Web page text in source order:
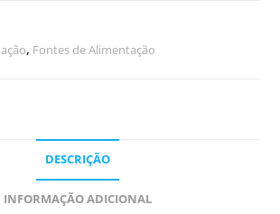
, Fontes de Alimentação
DESCRIÇÃO
INFORMAÇÃO ADICIONAL